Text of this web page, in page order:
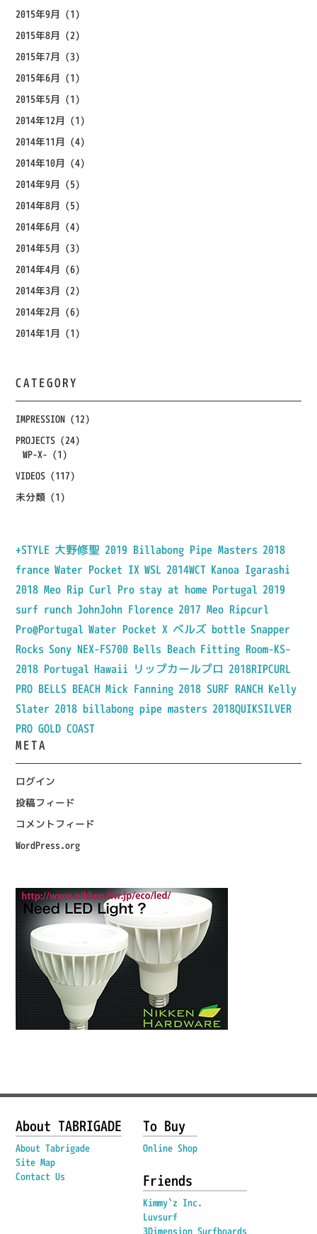
2015年9月 (1)
2015年8月 (2)
2015年7月 (3)
2015年6月 (1)
2015年5月 (1)
2014年12月 (1)
2014年11月 (4)
2014年10月 (4)
2014年9月 (5)
2014年8月 (5)
2014年6月 (4)
2014年5月 (3)
2014年4月 (6)
2014年3月 (2)
2014年2月 (6)
2014年1月 (1)
CATEGORY
IMPRESSION (12)
PROJECTS (24)
WP-X- (1)
VIDEOS (117)
未分類 (1)
+STYLE 大野修聖 2019 Billabong Pipe Masters 2018
france Water Pocket IX WSL 2014WCT Kanoa Igarashi
2018 Meo Rip Curl Pro stay at home Portugal 2019
surf runch JohnJohn Florence 2017 Meo Ripcurl
Pro@Portugal Water Pocket X ベルズ bottle Snapper
Rocks Sony NEX-FS700 Bells Beach Fitting Room-KS-
2018 Portugal Hawaii リップカールプロ 2018RIPCURL
PRO BELLS BEACH Mick Fanning 2018 SURF RANCH Kelly
Slater 2018 billabong pipe masters 2018QUIKSILVER
PRO GOLD COAST
META
ログイン
投稿フィード
コメントフィード
WordPress.org
About TABRIGADE
About Tabrigade
Site Map
Contact Us
To Buy
Online Shop
Friends
Kimmy`z Inc.
Luvsurf
3Dimension Surfboards